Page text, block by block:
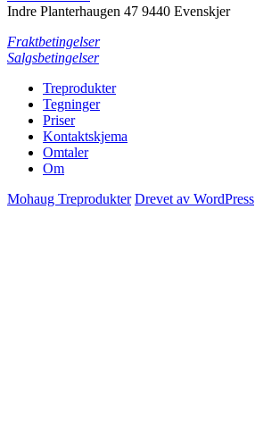
Indre Planterhaugen 47 9440 Evenskjer
Fraktbetingelser
Salgsbetingelser
Treprodukter
Tegninger
Priser
Kontaktskjema
Omtaler
Om
Mohaug Treprodukter Drevet av WordPress